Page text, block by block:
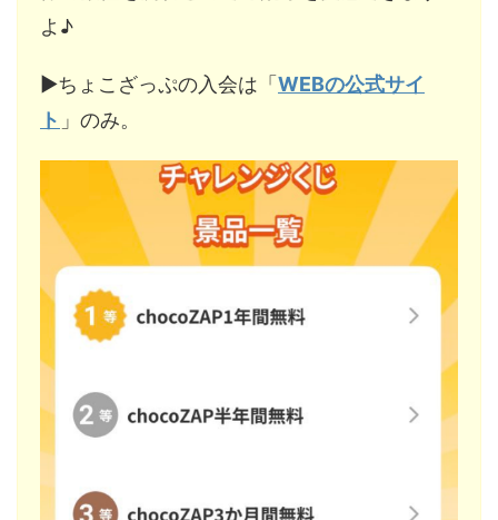
よ♪
▶︎ちょこざっぷの入会は「WEBの公式サイ
ト 」のみ。